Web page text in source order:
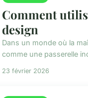
Comment
design
Dans un monde où la
comme une passerelle
23 février 2026